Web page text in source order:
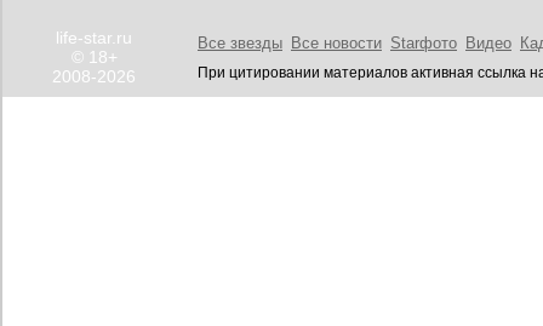
life-star.ru
© 18+
2008-2026
Все звезды Все новости Starфото Видео
При цитировании материалов активная ссылка